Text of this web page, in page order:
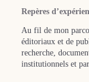
Repères
Au fil de mon
éditoriaux et de
recherche,
institutionnels et